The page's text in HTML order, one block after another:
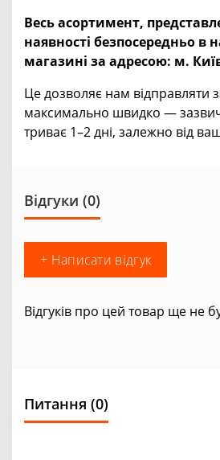
Весь асортимент,
наявності безпосередньо в
магазині за адресою: м.
Це дозволяє нам відправляти
максимально швидко —
триває 1–2 дні, залежно від
Відгуки (0)
+ Написати відгук
Відгуків про цей товар ще не
Питання (0)